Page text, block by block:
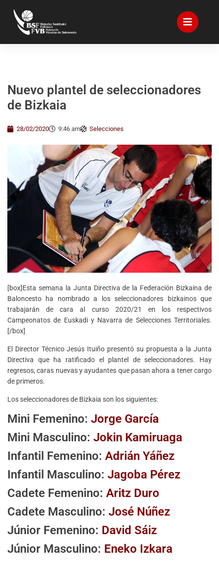
Nuevo plantel de seleccionadores
de Bizkaia
28/02/2020 9:46 am Selecciones
[box]Esta semana la Junta Directiva de la Federación Bizkaina de
Baloncesto ha nombrado a los seleccionadores bizkainos que
trabajarán de cara al curso 2020/21 en los respectivos
Campeonatos de Euskadi y Navarra de Selecciones Territoriales.
[/box]
El Director Técnico Jesús Ituiño presentó su propuesta a la Junta
Directiva que ha ratificado el plantel de seleccionadores. Hay
regresos, caras nuevas y ayudantes que pasan ahora a tener cargo
de primeros.
Los seleccionadores de Bizkaia son los siguientes:
Mini Femenino: Jorge García
Mini Masculino: Jokin Kamiruaga
Infantil Femenino: Adrián Yáñez
Infantil Masculino: Jagoba Pérez
Cadete Femenino: Aritz Duro
Cadete Masculino: José Núñez
Júnior Femenino: David Sáiz
Júnior Masculino: Eneko Izkara